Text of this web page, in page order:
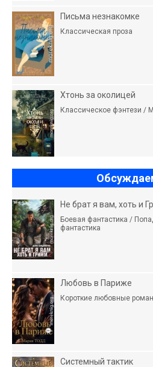
Письма незнакомке
Классическая проза
Хтонь за околицей
Классическое фэнтези /
Не брат я вам, хоть и
Боевая фантастика /
фантастика
Любовь в Париже
Короткие любовные
Системный тактик